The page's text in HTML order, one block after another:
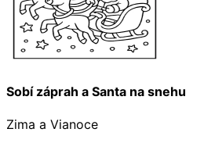
Sobí záprah a Santa na snehu
Zima a Vianoce